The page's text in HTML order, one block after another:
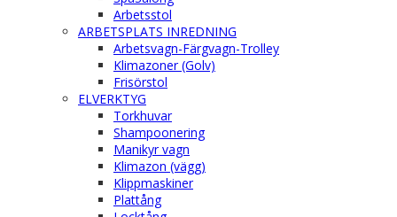
Arbetsstol
ARBETSPLATS INREDNING
Arbetsvagn-Färgvagn-Trolley
Klimazoner (Golv)
Frisörstol
ELVERKTYG
Torkhuvar
Shampoonering
Manikyr vagn
Klimazon (vägg)
Klippmaskiner
Plattång